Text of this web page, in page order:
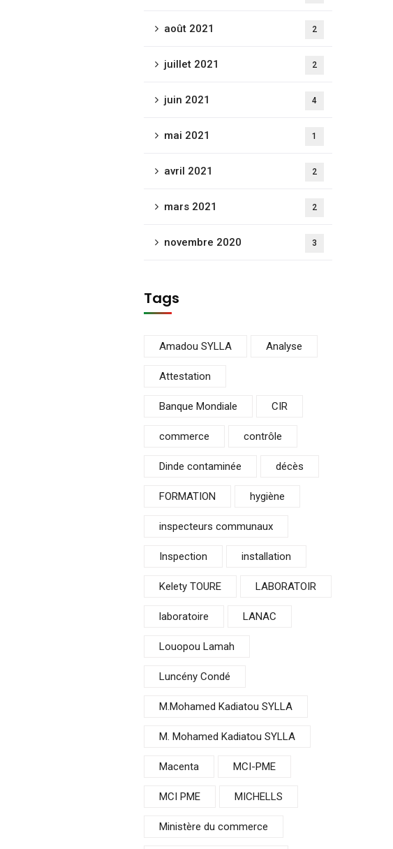
août 2021 2
juillet 2021 2
juin 2021 4
mai 2021 1
avril 2021 2
mars 2021 2
novembre 2020 3
Tags
Amadou SYLLA Analyse
Attestation
Banque Mondiale CIR
commerce contrôle
Dinde contaminée décès
FORMATION hygiène
inspecteurs communaux
Inspection installation
Kelety TOURE LABORATOIR
laboratoire LANAC
Louopou Lamah
Luncény Condé
M.Mohamed Kadiatou SYLLA
M. Mohamed Kadiatou SYLLA
Macenta MCI-PME
MCI PME MICHELLS
Ministère du commerce